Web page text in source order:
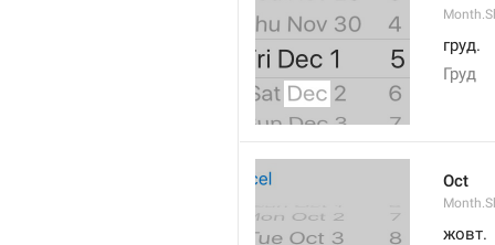
груд.
Груд
Oct
жовт.